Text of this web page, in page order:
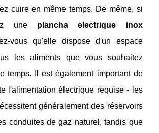
cuire en même temps. De même, si
une plancha electrique inox
vous qu'elle dispose d'un espace
les aliments que vous souhaitez
temps. Il est également important de
l'alimentation électrique requise - les
généralement des réservoirs
conduites de gaz naturel, tandis que